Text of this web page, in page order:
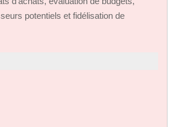
potentiels et fidélisation de